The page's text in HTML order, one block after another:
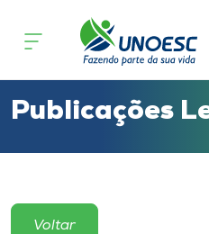
Cursos
Atendimento ao Estudante
Publicações
Voltar